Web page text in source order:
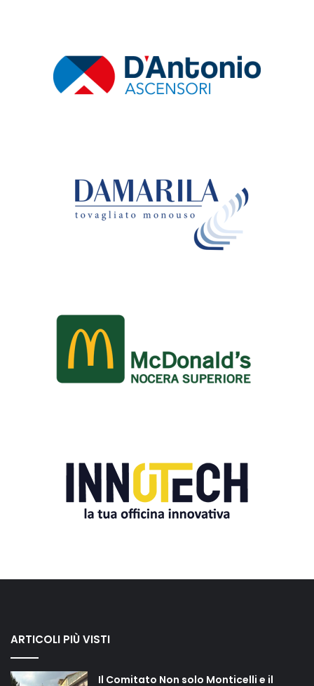
ARTICOLI PIÙ VISTI
Il Comitato Non solo Monticelli e il